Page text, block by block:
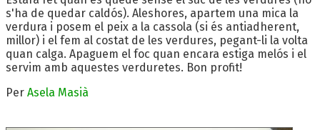
s'ha de quedar caldós). Aleshores, apartem una mica la
verdura i posem el peix a la cassola (si és antiadherent,
millor) i el fem al costat de les verdures, pegant-li la volta
quan calga. Apaguem el foc quan encara estiga melós i el
servim amb aquestes verduretes. Bon profit!
Per Asela Masià